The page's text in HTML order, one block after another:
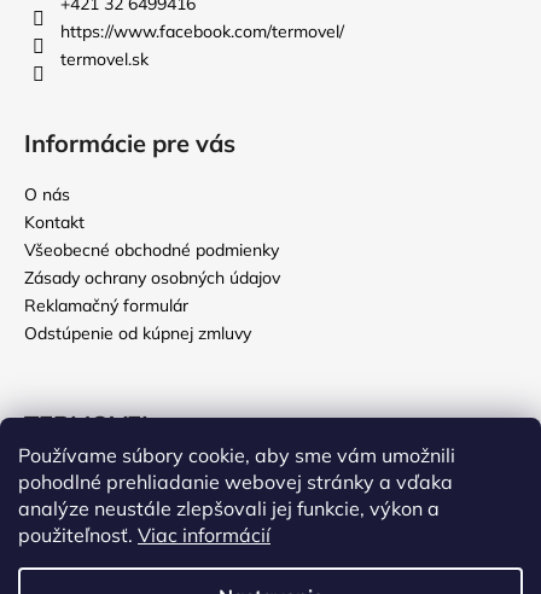
Používame súbory cookie, aby sme vám umožnili
pohodlné prehliadanie webovej stránky a vďaka
analýze neustále zlepšovali jej funkcie, výkon a
použiteľnosť. Viac informácií
https://www.facebook.com/termovel/
termovel.sk
Informácie pre vás
O nás
Kontakt
Všeobecné obchodné podmienky
Zásady ochrany osobných údajov
Reklamačný formulár
Odstúpenie od kúpnej zmluvy
TERMOVEL
Deň otcov
EKO legíny
Poľovnícke oblečenie